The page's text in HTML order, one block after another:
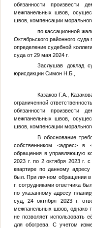
обязанности произвести
межпанельных швов,
швов, компенсации
по кассационной
Октябрьского районного
определение судебной
суда от 29 мая 2024 г.
Заслушав доклад
юрисдикции Симон Н.Б.,
Казаков Г.А.,
ограниченной
обязанности произвести
межпанельных швов,
швов, компенсации
В обоснование
собственником <адрес>в
обращения в управляющую
2023 г. по 2 октября 2023 г.
квартире по данному
был. При личном обращении
г. сотрудниками ответчика
по указанному адресу
суд, 24 октября 2023 г.
межпанельных швов, однако
не позволяет использовать
для обогрева. С учетом